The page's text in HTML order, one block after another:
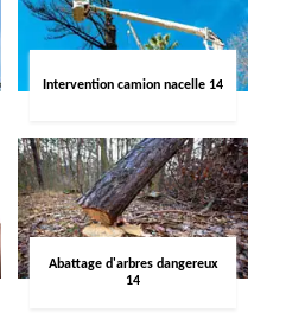
Intervention camion nacelle 14
Abattage d'arbres dangereux
14